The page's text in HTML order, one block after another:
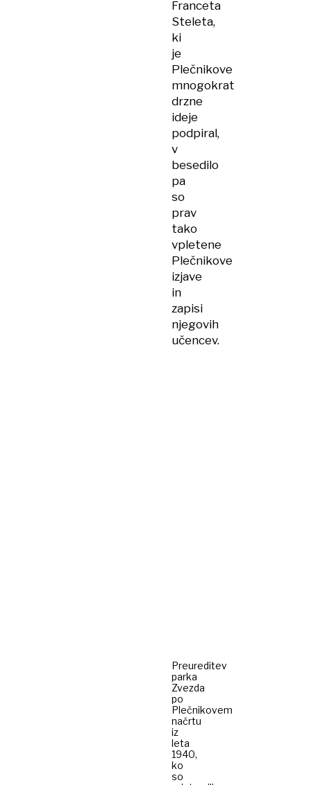
Franceta
Steleta,
ki
je
Plečnikove
mnogokrat
drzne
ideje
podpiral,
v
besedilo
pa
so
prav
tako
vpletene
Plečnikove
izjave
in
zapisi
njegovih
učencev.
Preureditev
parka
Zvezda
po
Plečnikovem
načrtu
iz
leta
1940,
ko
so